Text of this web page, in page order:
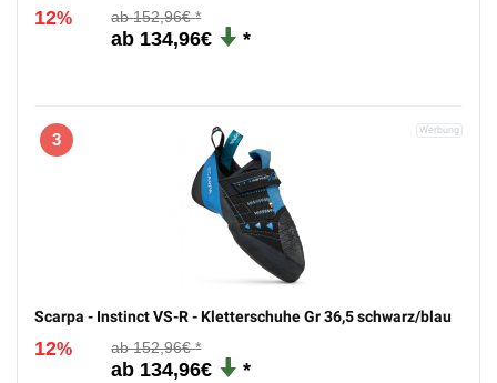
12% 152,96€
134,96€
3
Scarpa - Instinct VS-R - Kletterschuhe Gr 36,5 schwarz/blau
12% 152,96€
134,96€